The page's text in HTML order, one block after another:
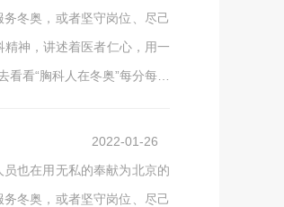
冬奥，或者坚守岗位、尽己
神，讲述着医者仁心，用一
看“胸科人在冬奥”每分每秒
2022-01-26
也在用无私的奉献为北京的
冬奥，或者坚守岗位、尽己